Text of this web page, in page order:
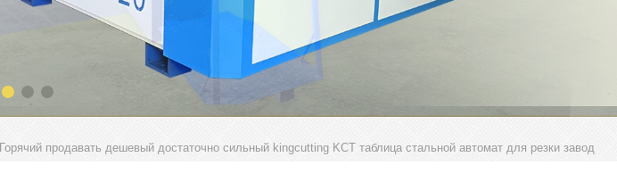
Горячий продавать дешевый достаточно сильный kingcutting KCT таблица стальной автомат для резки завод